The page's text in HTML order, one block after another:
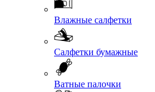
Влажные салфетки
Салфетки бумажные
Ватные палочки